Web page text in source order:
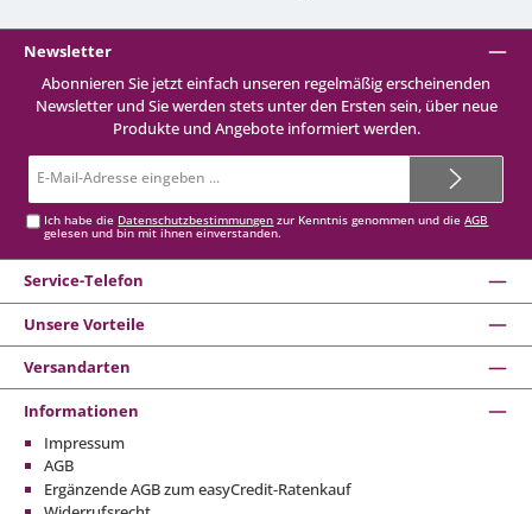
Newsletter
Abonnieren Sie jetzt einfach unseren regelmäßig erscheinenden
Newsletter und Sie werden stets unter den Ersten sein, über neue
Produkte und Angebote informiert werden.
Mail-
Ich habe die Datenschutzbestimmungen zur Kenntnis genommen und dieAGB
gelesen und bin mit ihnen einverstanden.
Service-Telefon
Unsere Vorteile
Versandarten
Informationen
Impressum
AGB
Ergänzende AGB zum easyCredit-Ratenkauf